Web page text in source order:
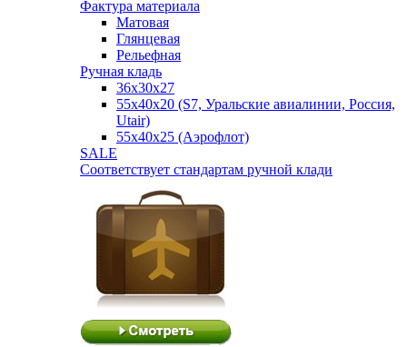
Фактура материала
Матовая
Глянцевая
Рельефная
Ручная кладь
36х30x27
55х40х20 (S7, Уральские авиалинии, Россия,
Utair)
55х40х25 (Аэрофлот)
SALE
Соответствует стандартам ручной клади